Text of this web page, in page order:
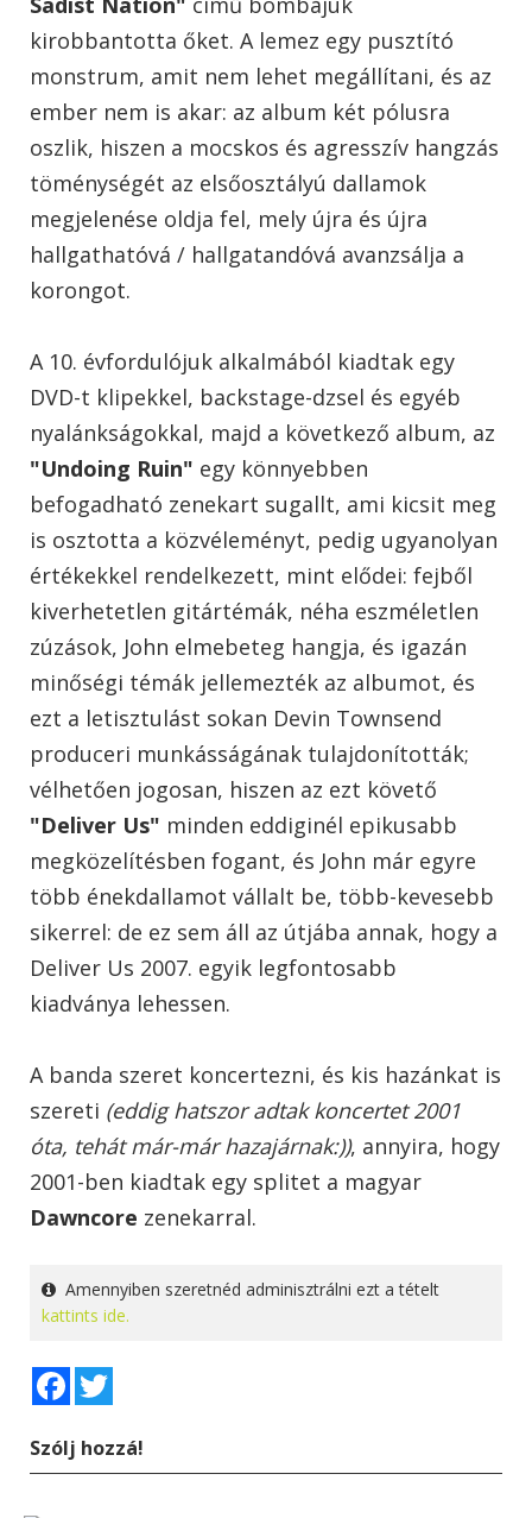
kirobbantotta őket. A lemez egy pusztító
monstrum, amit nem lehet megállítani, és az
ember nem is akar: az album két pólusra
oszlik, hiszen a mocskos és agresszív hangzás
töménységét az elsőosztályú dallamok
megjelenése oldja fel, mely újra és újra
hallgathatóvá / hallgatandóvá avanzsálja a
korongot.
A 10. évfordulójuk alkalmából kiadtak egy
DVD-t klipekkel, backstage-dzsel és egyéb
nyalánkságokkal, majd a következő album, az
"Undoing Ruin" egy könnyebben
befogadható zenekart sugallt, ami kicsit meg
is osztotta a közvéleményt, pedig ugyanolyan
értékekkel rendelkezett, mint elődei: fejből
kiverhetetlen gitártémák, néha eszméletlen
zúzások, John elmebeteg hangja, és igazán
minőségi témák jellemezték az albumot, és
ezt a letisztulást sokan Devin Townsend
produceri munkásságának tulajdonították;
vélhetően jogosan, hiszen az ezt követő
"Deliver Us" minden eddiginél epikusabb
megközelítésben fogant, és John már egyre
több énekdallamot vállalt be, több-kevesebb
sikerrel: de ez sem áll az útjába annak, hogy a
Deliver Us 2007. egyik legfontosabb
kiadványa lehessen.
A banda szeret koncertezni, és kis hazánkat is
szereti (eddig hatszor adtak koncertet 2001
óta, tehát már-már hazajárnak:)), annyira, hogy
2001-ben kiadtak egy splitet a magyar
Dawncore zenekarral.
Amennyiben szeretnéd adminisztrálni ezt a tételt
kattints ide.
Facebook
Szólj hozzá!